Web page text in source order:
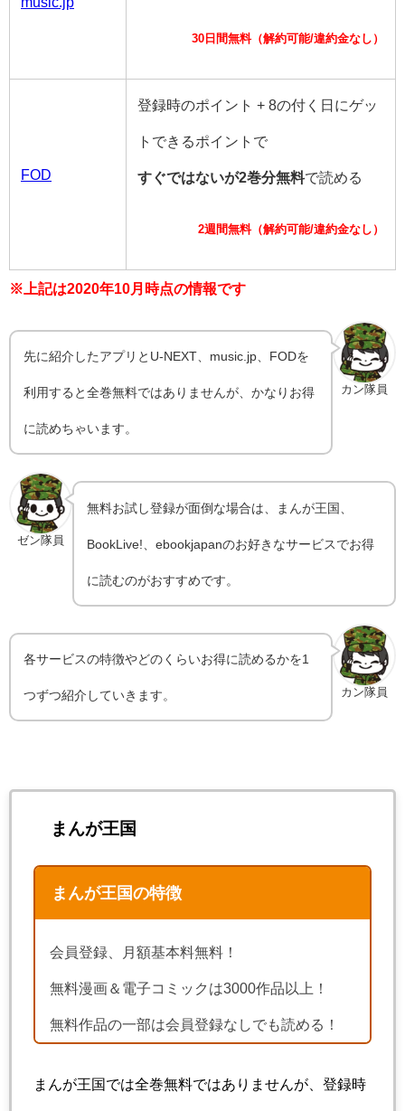
30日間無料（解約可能/違約金なし）
FOD
登録時のポイント + 8の付く日にゲッ
トできるポイントで
すぐではないが2巻分無料で読める
2週間無料（解約可能/違約金なし）
※上記は2020年10月時点の情報です
カン隊員
先に紹介したアプリとU-NEXT、music.jp、FODを
利用すると全巻無料ではありませんが、かなりお得
に読めちゃいます。
ゼン隊員
無料お試し登録が面倒な場合は、まんが王国、
BookLive!、ebookjapanのお好きなサービスでお得
に読むのがおすすめです。
カン隊員
各サービスの特徴やどのくらいお得に読めるかを1
つずつ紹介していきます。
まんが王国
まんが王国の特徴
会員登録、月額基本料無料！
無料漫画＆電子コミックは3000作品以上！
無料作品の一部は会員登録なしでも読める！
まんが王国では全巻無料ではありませんが、登録時